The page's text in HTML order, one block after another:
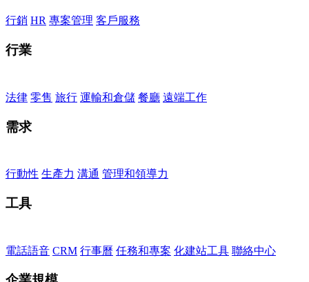
行銷 HR 專案管理 客戶服務
行業
法律 零售 旅行 運輸和倉儲 餐廳 遠端工作
需求
行動性 生產力 溝通 管理和領導力
工具
電話語音 CRM 行事曆 任務和專案 化建站工具 聯絡中心